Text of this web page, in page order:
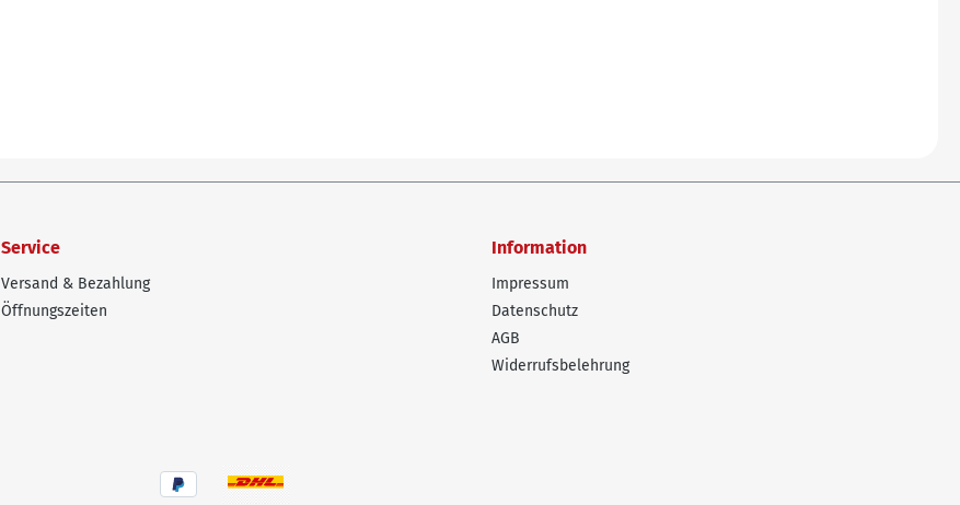
Service
Versand & Bezahlung
Öffnungszeiten
Information
Impressum
Datenschutz
AGB
Widerrufsbelehrung